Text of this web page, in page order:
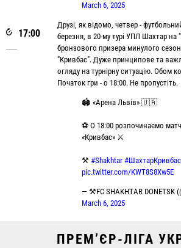
March 6, 2025
17:00
Друзі, як відомо, четвер -
березня, в 20-му турі УПЛ Шахтар на
бронзового призера минулого
"Кривбас". Дуже принципове та
огляду на турнірну ситуацію. Обом
Початок гри - о 18:00. Не пропустіть.
🏟 «Арена Львів» 🇺🇦
⚽️ О 18:00 розпочинаємо
«Кривбас» ⚔️
⚒#Shakhtar #ШахтарКривбас
pic.twitter.com/KWT8S8Xw5E
— ⚒FC SHAKHTAR DONETSK
March 6, 2025
ПРЕМ’ЄР-ЛІГА